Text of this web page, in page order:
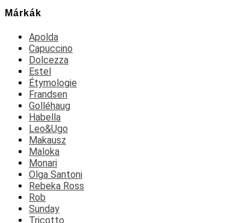
Márkák
Apolda
Capuccino
Dolcezza
Estel
Étymologie
Frandsen
Golléhaug
Habella
Leo&Ugo
Makausz
Maloka
Monari
Olga Santoni
Rebeka Ross
Rob
Sunday
Tricotto